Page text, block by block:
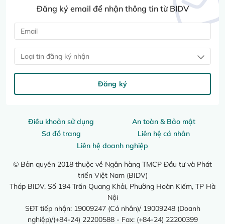
Điều khoản sử dụng
An toàn & Bảo mật
Sơ đồ trang
Liên hệ cá nhân
Liên hệ doanh nghiệp
© Bản quyền 2018 thuộc về Ngân hàng TMCP Đầu tư và Phát
triển Việt Nam (BIDV)
Tháp BIDV, Số 194 Trần Quang Khải, Phường Hoàn Kiếm, TP Hà
Nội
SĐT tiếp nhận: 19009247 (Cá nhân)/ 19009248 (Doanh
nghiệp)/(+84-24) 22200588 - Fax: (+84-24) 22200399
Đăng ký email để nhận thông tin từ BIDV
Loại tin đăng ký nhận
Đăng ký